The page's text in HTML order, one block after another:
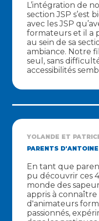
L’intégration de
section JSP s’est
avec les JSP
formateurs et il a
au sein de sa
ambiance. Notre
seul, sans
accessibilités
YOLANDE ET
PARENTS D'ANTOINE
En tant que
pu découvrir ces
monde des
appris à
d'animateurs
passionnés,